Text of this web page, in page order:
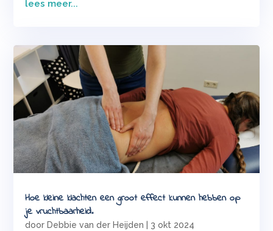
lees meer...
Hoe kleine klachten een groot effect kunnen hebben op
je vruchtbaarheid.
door Debbie van der Heijden 3 okt 2024